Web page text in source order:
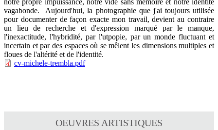
vagabonde. Aujourd'hui, la photographie que j'ai toujours utilisée
pour documenter de façon exacte mon travail, devient au contraire
un lieu de recherche et d'expression marqué par le manque,
l'inexactitude, l'hybridité, par l'utpopie, par un monde fluctuant et
incertain et par des espaces où se mêlent les dimensions multiples et
floues de l'altérité et de l'identité.
cv-michele-trembla.pdf
OEUVRES ARTISTIQUES